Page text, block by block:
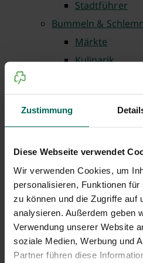
Zustimmung
Diese Webseite verwendet
Wir verwenden Cookies, um
personalisieren, Funktionen
zu können und die Zugriffe auf
analysieren. Außerdem geben
Verwendung unserer Website
soziale Medien, Werbung und
Partner führen diese
Stadtführer
Bummeln &
Märkte
Kulinarik
Freizeit & Ausflüge
Aktiv
Für Kinder
Kinos
Radwege
Oasen der
Wandern und
Planen & Buchen
Übernachten in